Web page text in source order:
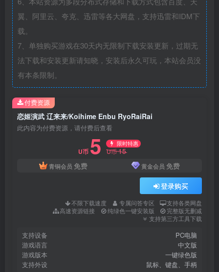
翼、阿里云、夸克、迅雷等各大网盘，支持迅雷和IDM下
载。
7、单独购买游戏在30天内无限制下载安装更新，过期无
法下载和安装更新请知晓，安装后永久可玩，本站会员没
有本条限制。
恋姬演武 辽来来/Koihime Enbu RyoRaiRai
此内容为付费资源，请付费后查看
U币 5 限时特惠
U币15
青铜会员 免费 黄金会员 免费
登录购买
不限下载速度 专属问答专区
支持各类网盘
高速资源链接
纯绿色一键安装版
完整版无删减
支持第三方工具下载
支持设备
PC电脑
游戏语言
中文版
游戏版本
一键绿色版
支持外设
鼠标、键盘、手柄
付费资源